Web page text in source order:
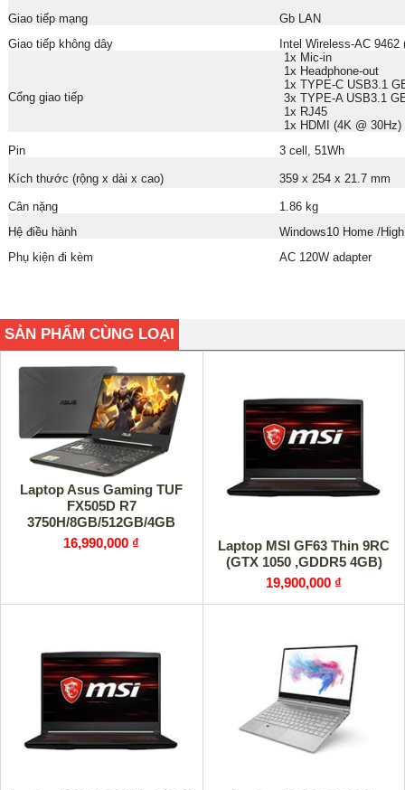
Giao tiếp mạng
Gb LAN
Giao tiếp không dây
Intel Wireless-AC
Cổng giao tiếp
1x Mic-in
1x Headphone-out
1x TYPE-C USB3.1
3x TYPE-A USB3.1
1x RJ45
1x HDMI (4K @ 30Hz)
Pin
3 cell, 51Wh
Kích thước (rộng x dài x cao) 359 x 254 x 21.7 mm
Cân nặng
1.86 kg
Hệ điều hành
Windows10 Home /
Phụ kiện đi kèm
AC 120W adapter
SẢN PHẨM CÙNG LOẠI
Laptop Asus Gaming TUF
FX505D R7
3750H/8GB/512GB/4GB
GTX1650/Win10 (AL003T)
(Hàng Trưng Bày)
16,990,000 ₫
Laptop MSI GF63 Thin 9RC
(GTX 1050 ,GDDR5 4GB)
19,900,000 ₫